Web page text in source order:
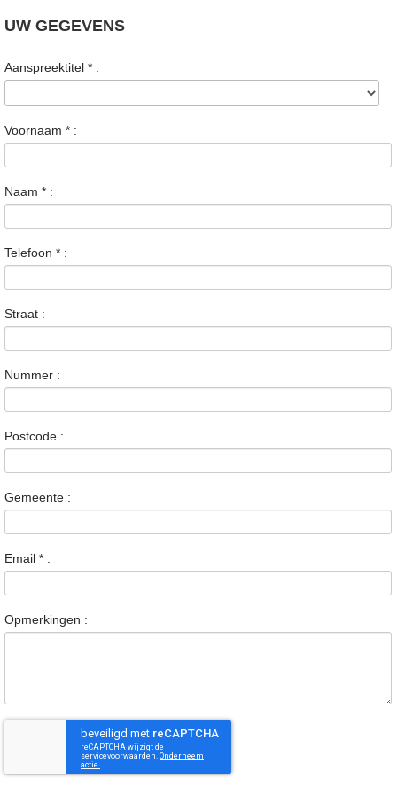
UW GEGEVENS
Aanspreektitel * :
Voornaam * :
Naam * :
Telefoon * :
Straat :
Nummer :
Postcode :
Gemeente :
Email * :
Opmerkingen :